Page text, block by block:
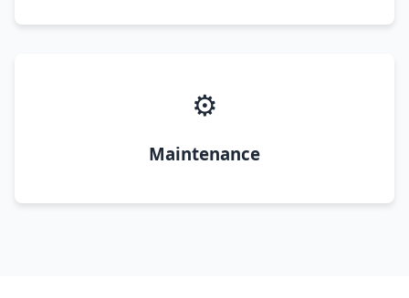
⚙️
Maintenance